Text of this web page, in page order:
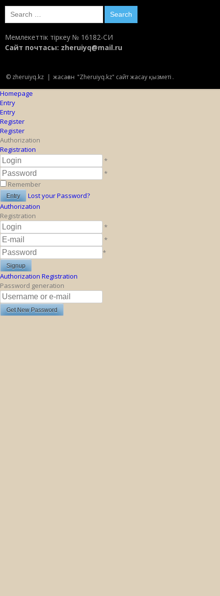
Search
for:
Мемлекеттік тіркеу № 16182-СИ
Сайт почтасы: zheruiyq@mail.ru
© zheruiyq.kz | жасаған "Zheruiyq.kz" сайт жасау қызметі .
Homepage
Entry
Entry
Register
Register
Authorization
Registration
*
*
Remember
Lost your Password?
Authorization
Registration
*
*
*
Authorization Registration
Password generation